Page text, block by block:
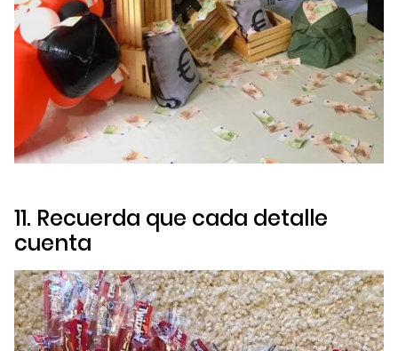
11. Recuerda que cada detalle
cuenta